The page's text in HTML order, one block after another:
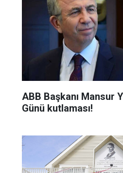
ABB Başkanı Mansur
Günü kutlaması!